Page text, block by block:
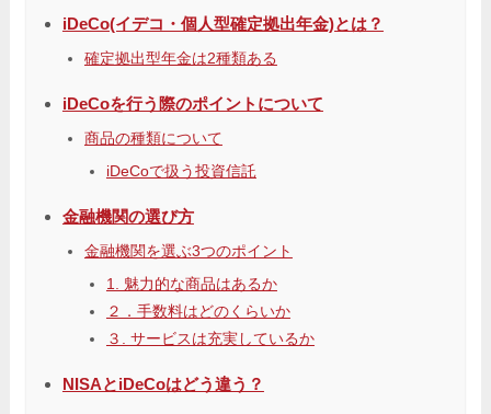
iDeCo(イデコ・個人型確定拠出年金)とは？
確定拠出型年金は2種類ある
iDeCoを行う際のポイントについて
商品の種類について
iDeCoで扱う投資信託
金融機関の選び方
金融機関を選ぶ3つのポイント
1. 魅力的な商品はあるか
２．手数料はどのくらいか
３. サービスは充実しているか
NISAとiDeCoはどう違う？